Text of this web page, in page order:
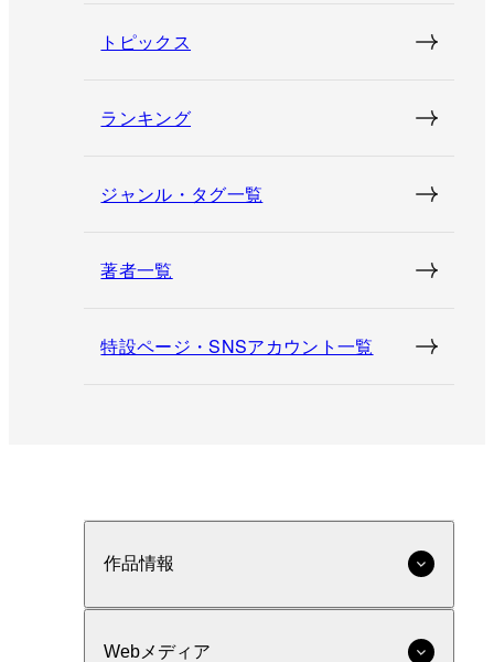
トピックス
ランキング
ジャンル・タグ一覧
著者一覧
特設ページ・SNSアカウント一覧
作品情報
Webメディア